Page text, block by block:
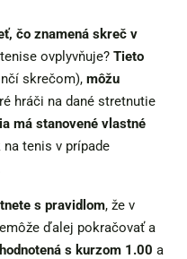
čo znamená skreč v
ovplyvňuje? Tieto
skrečom), môžu
hráči na dané stretnutie
má stanovené vlastné
tenis v prípade
s pravidlom, že v
ďalej pokračovať a
s kurzom 1.00 a